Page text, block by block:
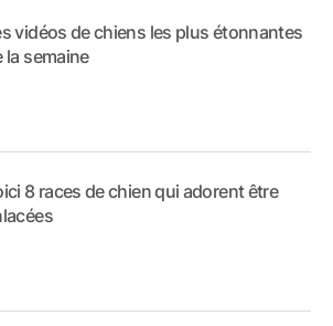
vidéos de chiens les plus étonnantes
la semaine
8 races de chien qui adorent être